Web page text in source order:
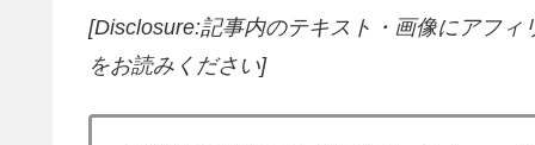
[Disclosure:記事内のテキスト・画像にアフィ
をお読みください]